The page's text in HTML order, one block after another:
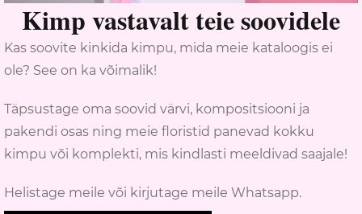
Kimp vastavalt teie soovidele
Kas soovite kinkida kimpu, mida meie kataloogis ei
ole? See on ka võimalik!
Täpsustage oma soovid värvi, kompositsiooni ja
pakendi osas ning meie floristid panevad kokku
kimpu või komplekti, mis kindlasti meeldivad saajale!
Helistage meile või kirjutage meile Whatsapp.